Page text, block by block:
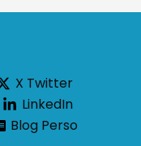
X Twitter
LinkedIn
Blog Perso